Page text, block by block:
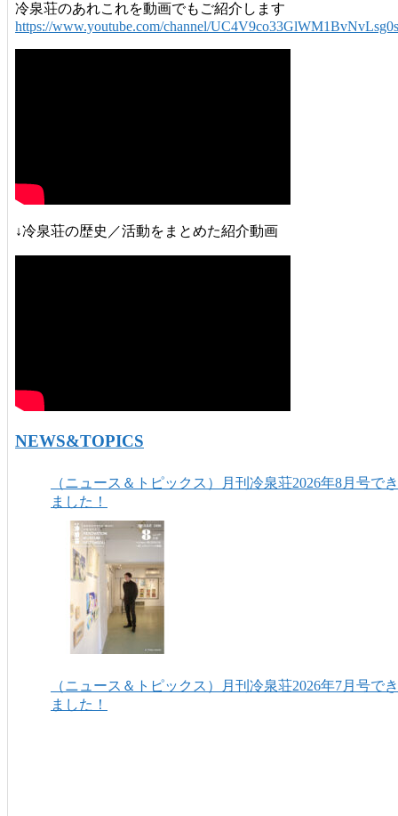
冷泉荘のあれこれを動画でもご紹介します
https://www.youtube.com/channel/
↓冷泉荘の歴史／活動をまとめた紹介動画
NEWS&TOPICS
（ニュース＆トピックス）月刊冷泉荘2026年8月号でき
ました！
（ニュース＆トピックス）月刊冷泉荘2026年7月号でき
ました！